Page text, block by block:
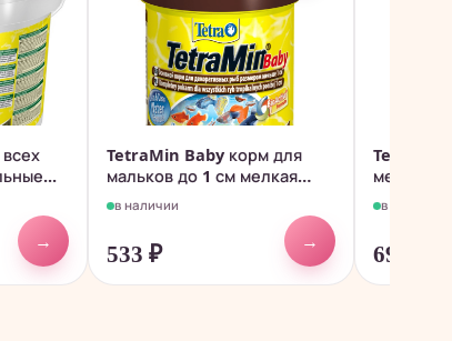
→
TetraMin Baby корм для
мальков до 1 см мелкая
крупа...
в наличии
533 ₽
→
Tetra
мелких
в наличии
698